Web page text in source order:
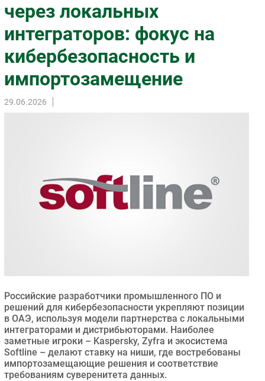
Фиксированная связь
Интеграция
Рынок ПК
Маркетинг
Торговые сети
Оборудование
Финансы
Web
РАЗДЕЛЫ
Новости
Аналитика
Интервью
через локальных
интеграторов: фокус на
кибербезопасность и
импортозамещение
29.06.2026
Российские разработчики промышленного ПО и
решений для кибербезопасности укрепляют позиции
в ОАЭ, используя модели партнерства с локальными
интеграторами и дистрибьюторами. Наиболее
заметные игроки – Kaspersky, Zyfra и экосистема
Softline – делают ставку на ниши, где востребованы
импортозамещающие решения и соответствие
требованиям суверенитета данных.